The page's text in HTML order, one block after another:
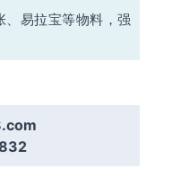
、易拉宝等物料，强